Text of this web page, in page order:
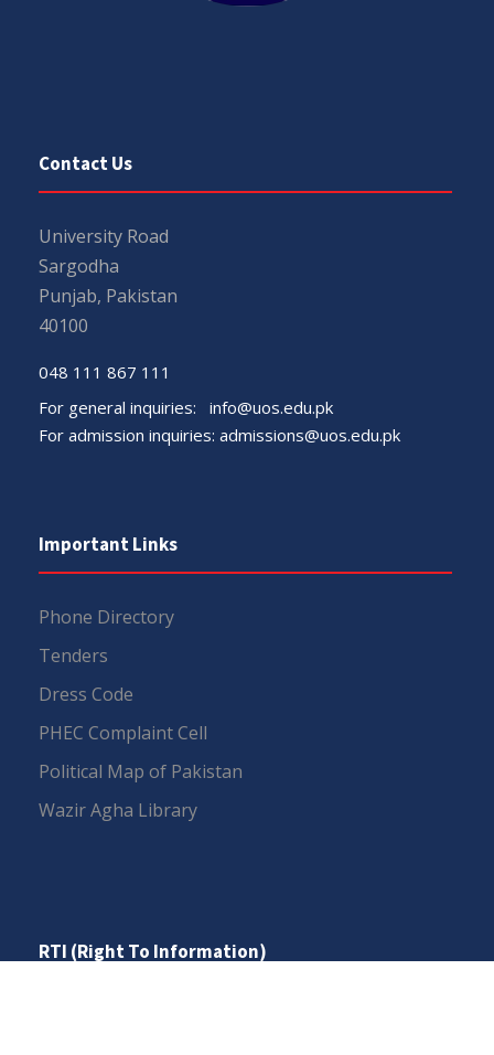
Contact Us
University Road
Sargodha
Punjab, Pakistan
40100
048 111 867 111
For general inquiries: info@uos.edu.pk
For admission inquiries: admissions@uos.edu.pk
Important Links
Phone Directory
Tenders
Dress Code
PHEC Complaint Cell
Political Map of Pakistan
Wazir Agha Library
RTI (Right To Information)